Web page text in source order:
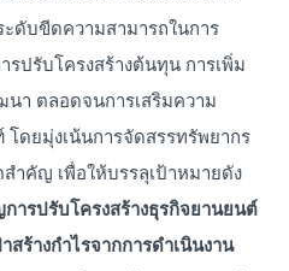
ดับขีดความสามารถในการ
ปรับโครงสร้างต้นทุน การเพิ่ม
า ตลอดจนการเสริมความ
ดยมุ่งเน้นการจัดสรรทรัพยากร
ำคัญ เพื่อให้บรรลุเป้าหมายดัง
ารปรับโครงสร้างธุรกิจยานยนต์
าสร้างกำไรจากการดำเนินงาน